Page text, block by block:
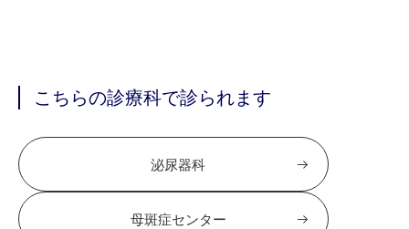
こちらの診療科で診られます
泌尿器科
母斑症センター